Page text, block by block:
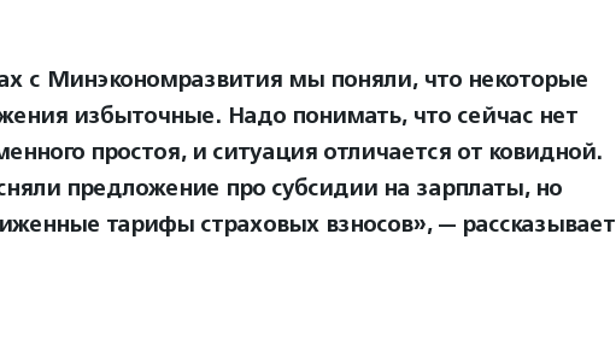
с Минэкономразвития мы поняли, что некоторые
избыточные. Надо понимать, что сейчас нет
простоя, и ситуация отличается от ковидной.
предложение про субсидии на зарплаты, но
тарифы страховых взносов», — рассказывает